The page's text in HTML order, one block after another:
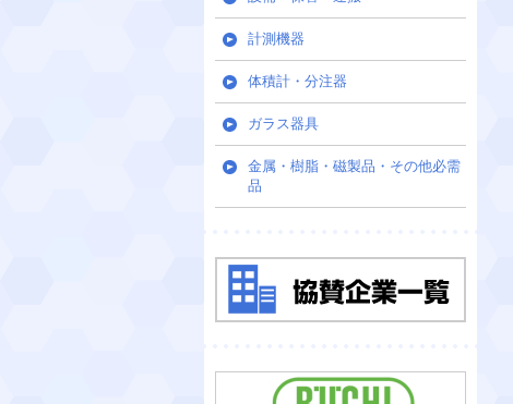
計測機器
体積計・分注器
ガラス器具
金属・樹脂・磁製品・その他必需
品